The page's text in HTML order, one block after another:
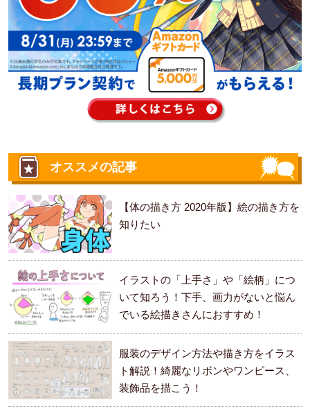
オススメの記事
【体の描き方 2020年版】絵の描き方を
知りたい
イラストの「上手さ」や「絵柄」につ
いて知ろう！下手、画力がないと悩ん
でいる絵描きさんにおすすめ！
服装のデザイン方法や描き方をイラス
ト解説！綺麗なリボンやワンピース、
装飾品を描こう！